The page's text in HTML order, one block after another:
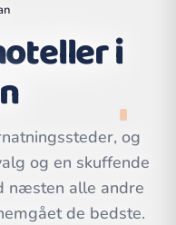
i
og
og en skuffende
næsten alle andre
de bedste.